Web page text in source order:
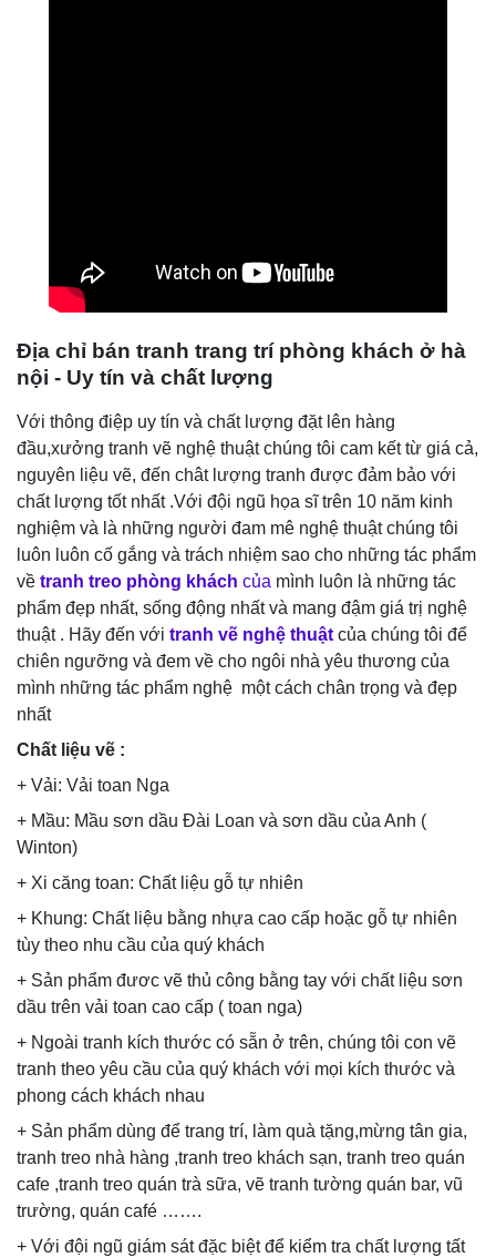
Địa chỉ bán tranh trang trí phòng khách ở hà
nội - Uy tín và chất lượng
Với thông điệp uy tín và chất lượng đặt lên hàng
đầu,xưởng tranh vẽ nghệ thuật chúng tôi cam kết từ giá cả,
nguyên liệu vẽ, đến chât lượng tranh được đảm bảo với
chất lượng tốt nhất .Với đội ngũ họa sĩ trên 10 năm kinh
nghiệm và là những người đam mê nghệ thuật chúng tôi
luôn luôn cố gắng và trách nhiệm sao cho những tác phẩm
về tranh treo phòng khách của mình luôn là những tác
phẩm đẹp nhất, sống động nhất và mang đậm giá trị nghệ
thuật . Hãy đến với tranh vẽ nghệ thuật của chúng tôi để
chiên ngưỡng và đem về cho ngôi nhà yêu thương của
mình những tác phẩm nghệ một cách chân trọng và đẹp
nhất
Chất liệu vẽ :
+ Vải: Vải toan Nga
+ Mầu: Mầu sơn dầu Đài Loan và sơn dầu của Anh (
Winton)
+ Xi căng toan: Chất liệu gỗ tự nhiên
+ Khung: Chất liệu bằng nhựa cao cấp hoặc gỗ tự nhiên
tùy theo nhu cầu của quý khách
+ Sản phẩm đươc vẽ thủ công bằng tay với chất liệu sơn
dầu trên vải toan cao cấp ( toan nga)
+ Ngoài tranh kích thước có sẵn ở trên, chúng tôi con vẽ
tranh theo yêu cầu của quý khách với mọi kích thước và
phong cách khách nhau
+ Sản phẩm dùng để trang trí, làm quà tặng,mừng tân gia,
tranh treo nhà hàng ,tranh treo khách sạn, tranh treo quán
cafe ,tranh treo quán trà sữa, vẽ tranh tường quán bar, vũ
trường, quán café …….
+ Với đội ngũ giám sát đặc biệt để kiểm tra chất lượng tất